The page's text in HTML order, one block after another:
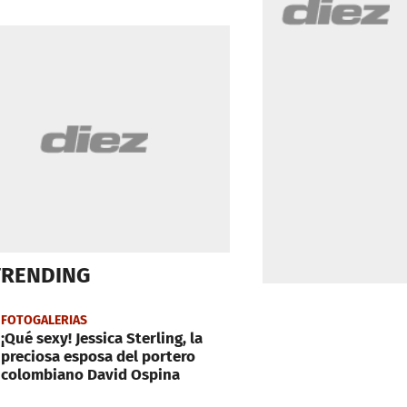
FOTOGALERIAS
¡Qué sexy! Jessica Sterling, la
preciosa esposa del portero
colombiano David Ospina